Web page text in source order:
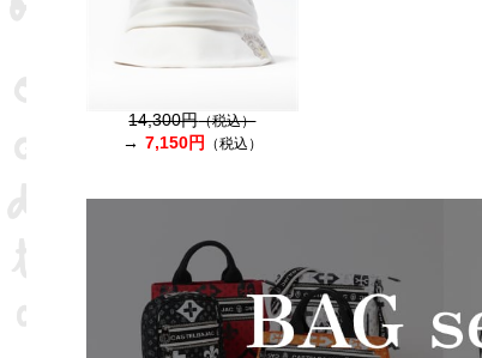
14,300円（税込）
7,150円 （税込）